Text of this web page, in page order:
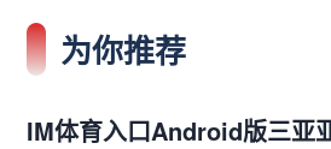
为你推荐
IM体育入口Android版三亚